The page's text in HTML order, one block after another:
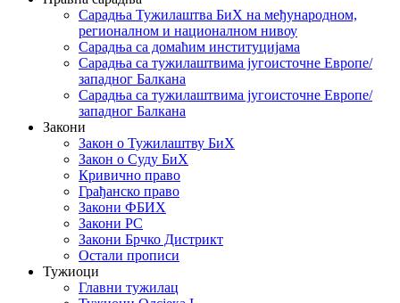
Сарадња Тужилаштва БиХ на међународном,
регионалном и националном нивоу
Сарадња са домаћим институцијама
Сарадња са тужилаштвима југоисточне Европе/
западног Балкана
Сарадња са тужилаштвима југоисточне Европе/
западног Балкана
Закони
Закон о Тужилаштву БиХ
Закон о Суду БиХ
Кривично право
Грађанско право
Закони ФБИХ
Закони РС
Закони Брчко Дистрикт
Остали прописи
Тужиоци
Главни тужилац